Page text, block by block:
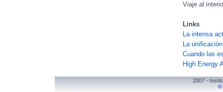
Viaje al
Links
La intensa
La
Cuando las
High Energy
2007 -
©